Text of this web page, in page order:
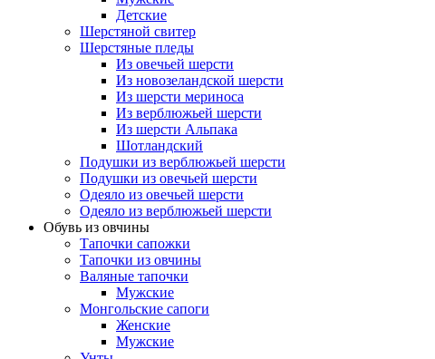
Детские
Шерстяной свитер
Шерстяные пледы
Из овечьей шерсти
Из новозеландской шерсти
Из шерсти мериноса
Из верблюжьей шерсти
Из шерсти Альпака
Шотландский
Подушки из верблюжьей шерсти
Подушки из овечьей шерсти
Одеяло из овечьей шерсти
Одеяло из верблюжьей шерсти
Обувь из овчины
Тапочки сапожки
Тапочки из овчины
Валяные тапочки
Мужские
Монгольские сапоги
Женские
Мужские